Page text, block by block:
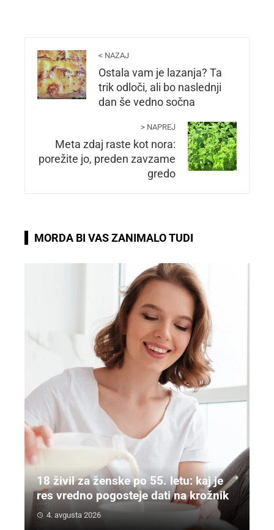
< NAZAJ
Ostala vam je lazanja? Ta
trik odloči, ali bo naslednji
dan še vedno sočna
> NAPREJ
Meta zdaj raste kot nora:
porežite jo, preden zavzame
gredo
MORDA BI VAS ZANIMALO TUDI
18 živil za ženske po 55. letu: kaj je
res vredno pogosteje dati na krožnik
4. avgusta 2026